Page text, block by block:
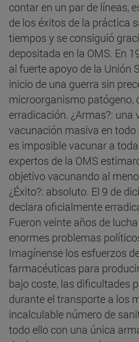
contar en un par de líneas,
de los éxitos de la práctica
tiempos y se consiguió
depositada en la OMS. En
al fuerte apoyo de la Unión
inicio de una guerra sin
microorganismo patógeno,
erradicación. ¿Armas?: una
vacunación masiva en todo
es imposible vacunar a
expertos de la OMS
objetivo vacunando al
¿Éxito?: absoluto. El 9 de
declara oficialmente
Fueron veinte años de
enormes problemas
Imagínense los esfuerzos
farmacéuticas para
bajo coste, las dificultades
durante el transporte a los
incalculable número de
todo ello con una única